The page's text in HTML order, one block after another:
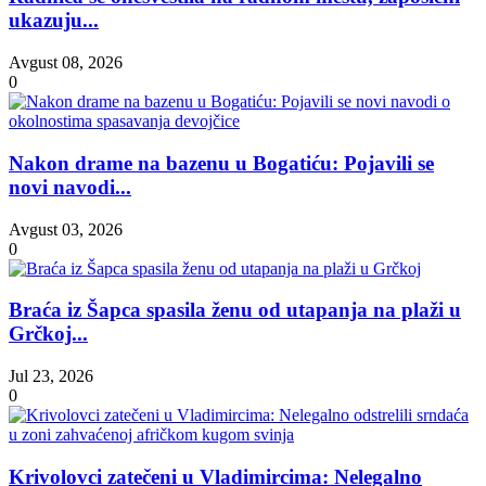
ukazuju...
Avgust 08, 2026
0
Nakon drame na bazenu u Bogatiću: Pojavili se
novi navodi...
Avgust 03, 2026
0
Braća iz Šapca spasila ženu od utapanja na plaži u
Grčkoj...
Jul 23, 2026
0
Krivolovci zatečeni u Vladimircima: Nelegalno